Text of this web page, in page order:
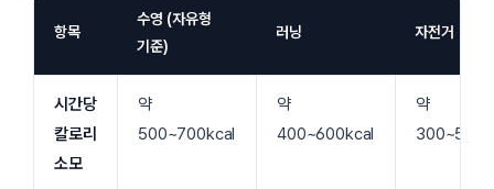
항목
수영 (자유형
기준)
러닝 자전거
시간당
칼로리
소모
약
500~700kcal
약
400~600kcal
약